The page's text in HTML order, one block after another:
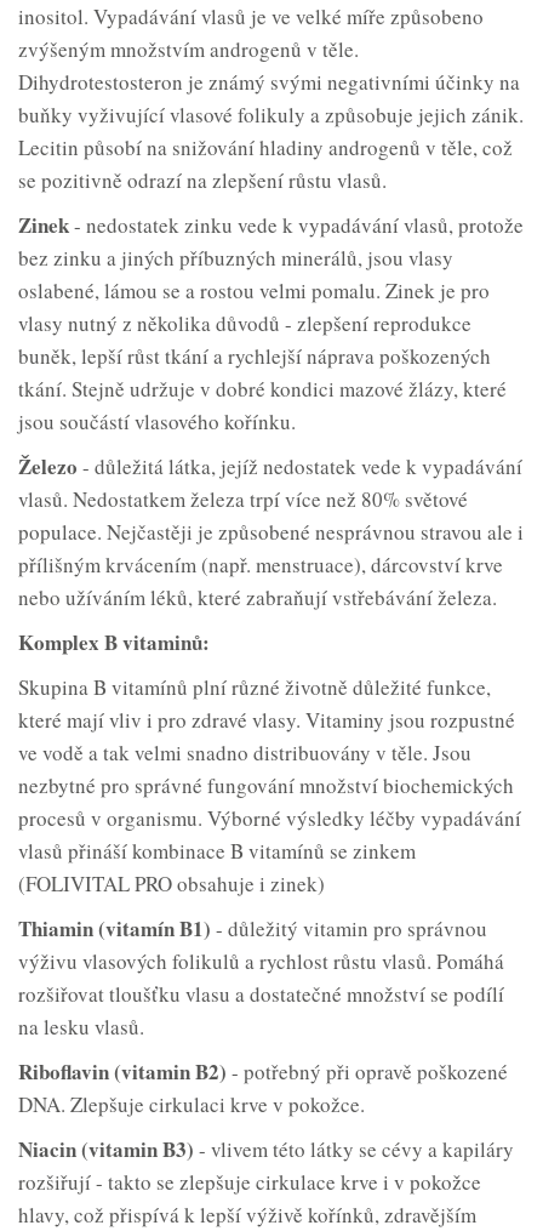
inositol. Vypadávání vlasů je ve velké míře způsobeno
zvýšeným množstvím androgenů v těle.
Dihydrotestosteron je známý svými negativními účinky na
buňky vyživující vlasové folikuly a způsobuje jejich zánik.
Lecitin působí na snižování hladiny androgenů v těle, což
se pozitivně odrazí na zlepšení růstu vlasů.
Zinek- nedostatek zinku vede k vypadávání vlasů, protože
bez zinku a jiných příbuzných minerálů, jsou vlasy
oslabené, lámou se a rostou velmi pomalu. Zinek je pro
vlasy nutný z několika důvodů - zlepšení reprodukce
buněk, lepší růst tkání a rychlejší náprava poškozených
tkání. Stejně udržuje v dobré kondici mazové žlázy, které
jsou součástí vlasového kořínku.
Železo - důležitá látka, jejíž nedostatek vede k vypadávání
vlasů. Nedostatkem železa trpí více než 80% světové
populace. Nejčastěji je způsobené nesprávnou stravou ale i
přílišným krvácením (např. menstruace), dárcovství krve
nebo užíváním léků, které zabraňují vstřebávání železa.
Komplex B vitaminů:
Skupina B vitamínů plní různé životně důležité funkce,
které mají vliv i pro zdravé vlasy. Vitaminy jsou rozpustné
ve vodě a tak velmi snadno distribuovány v těle. Jsou
nezbytné pro správné fungování množství biochemických
procesů v organismu. Výborné výsledky léčby vypadávání
vlasů přináší kombinace B vitamínů se zinkem
(FOLIVITAL PRO obsahuje i zinek)
Thiamin (vitamín B1) - důležitý vitamin pro správnou
výživu vlasových folikulů a rychlost růstu vlasů. Pomáhá
rozšiřovat tloušťku vlasu a dostatečné množství se podílí
na lesku vlasů.
Riboflavin (vitamin B2) - potřebný při opravě poškozené
DNA. Zlepšuje cirkulaci krve v pokožce.
Niacin (vitamin B3) - vlivem této látky se cévy a kapiláry
rozšiřují - takto se zlepšuje cirkulace krve i v pokožce
hlavy, což přispívá k lepší výživě kořínků, zdravějším